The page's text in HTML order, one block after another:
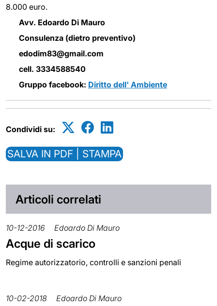
8.000 euro.
Avv. Edoardo Di Mauro
Consulenza (dietro preventivo)
edodim83@gmail.com
cell. 3334588540
Gruppo facebook: Diritto dell' Ambiente
Condividi su:
SALVA IN PDF | STAMPA
Articoli correlati
10-12-2016 Edoardo Di Mauro
Acque di scarico
Regime autorizzatorio, controlli e sanzioni penali
10-02-2018 Edoardo Di Mauro